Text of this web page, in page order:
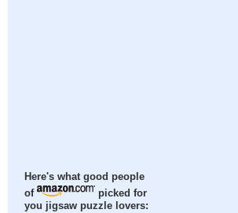
Here's what good people
of
picked for
you jigsaw puzzle lovers: